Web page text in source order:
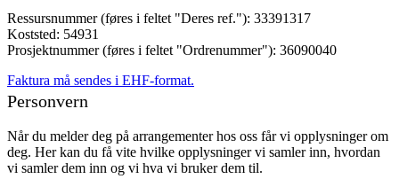
Ressursnummer (føres i feltet "Deres ref."): 33391317
Koststed: 54931
Prosjektnummer (føres i feltet "Ordrenummer"): 36090040
Faktura må sendes i EHF-format.
Personvern
Når du melder deg på arrangementer hos oss får vi opplysninger om
deg. Her kan du få vite hvilke opplysninger vi samler inn, hvordan
vi samler dem inn og vi hva vi bruker dem til.